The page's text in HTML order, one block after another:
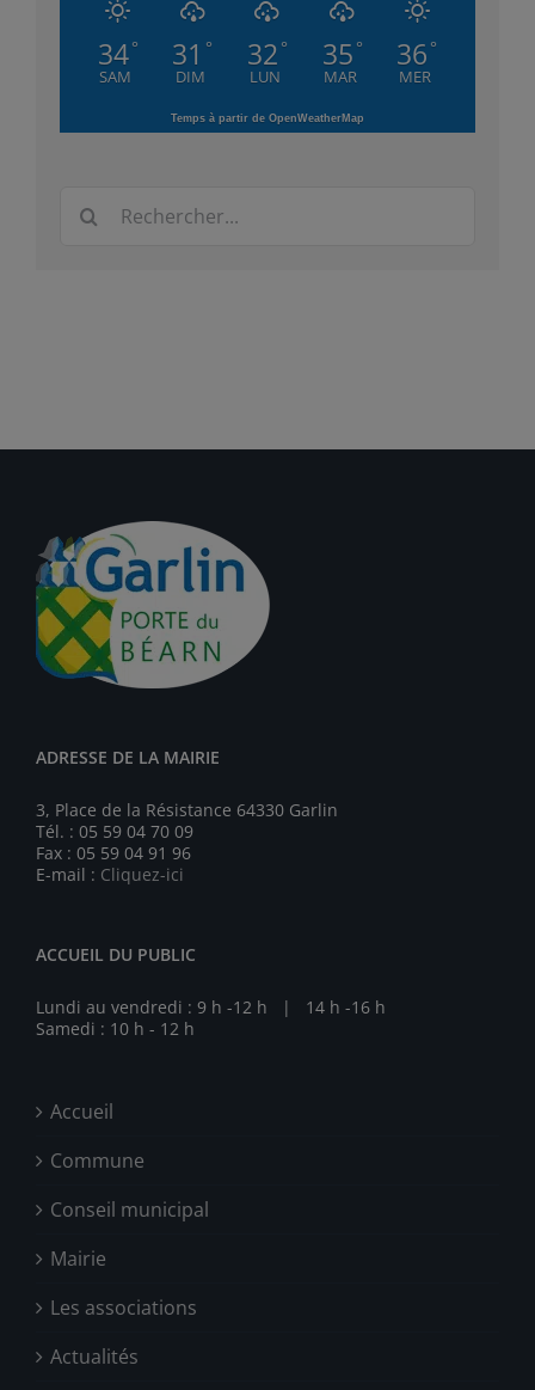
34°
SAM
31 °
DIM
32 °
LUN
35 °
MAR
36 °
MER
Temps à partir de OpenWeatherMap
ADRESSE DE LA MAIRIE
3, Place de la Résistance 64330 Garlin
Tél. : 05 59 04 70 09
Fax : 05 59 04 91 96
E-mail : Cliquez-ici
ACCUEIL DU PUBLIC
Lundi au vendredi : 9 h -12 h | 14 h -16 h
Samedi : 10 h - 12 h
Accueil
Commune
Conseil municipal
Mairie
Les associations
Actualités